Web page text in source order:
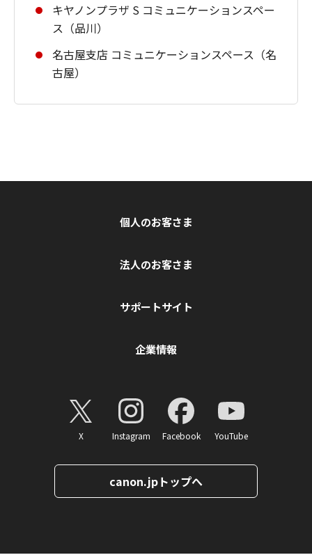
キヤノンプラザ S コミュニケーションスペー
ス（品川）
名古屋支店 コミュニケーションスペース（名
古屋）
個人のお客さま
法人のお客さま
サポートサイト
企業情報
X Instagram Facebook YouTube
canon.jpトップへ